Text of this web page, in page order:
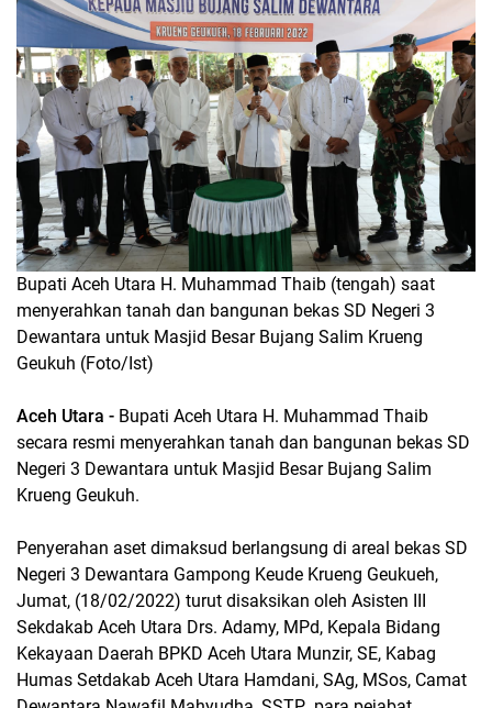
Bupati Aceh Utara H. Muhammad Thaib (tengah) saat
menyerahkan tanah dan bangunan bekas SD Negeri 3
Dewantara untuk Masjid Besar Bujang Salim Krueng
Geukuh (Foto/Ist)
Aceh Utara - Bupati Aceh Utara H. Muhammad Thaib
secara resmi menyerahkan tanah dan bangunan bekas SD
Negeri 3 Dewantara untuk Masjid Besar Bujang Salim
Krueng Geukuh.
Penyerahan aset dimaksud berlangsung di areal bekas SD
Negeri 3 Dewantara Gampong Keude Krueng Geukueh,
Jumat, (18/02/2022) turut disaksikan oleh Asisten III
Sekdakab Aceh Utara Drs. Adamy, MPd, Kepala Bidang
Kekayaan Daerah BPKD Aceh Utara Munzir, SE, Kabag
Humas Setdakab Aceh Utara Hamdani, SAg, MSos, Camat